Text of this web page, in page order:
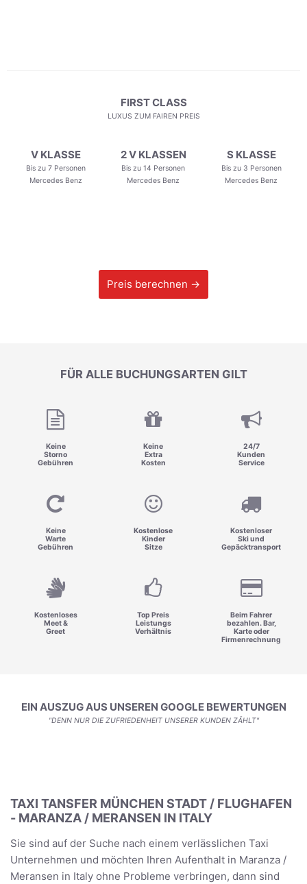
FIRST CLASS
LUXUS ZUM FAIREN PREIS
V KLASSE
Bis zu 7 Personen
Mercedes Benz
2 V KLASSEN
Bis zu 14 Personen
Mercedes Benz
S KLASSE
Bis zu 3 Personen
Mercedes Benz
Preis berechnen →
FÜR ALLE BUCHUNGSARTEN GILT
Keine
Storno
Gebühren
Keine
Extra
Kosten
24/7
Kunden
Service
Keine
Warte
Gebühren
Kostenlose
Kinder
Sitze
Kostenloser
Ski und
Gepäcktransport
Kostenloses
Meet &
Greet
Top Preis
Leistungs
Verhältnis
Beim Fahrer
bezahlen. Bar,
Karte oder
Firmenrechnung
EIN AUSZUG AUS UNSEREN GOOGLE BEWERTUNGEN
"DENN NUR DIE ZUFRIEDENHEIT UNSERER KUNDEN ZÄHLT"
TAXI TANSFER MÜNCHEN STADT / FLUGHAFEN
- MARANZA / MERANSEN IN ITALY
Sie sind auf der Suche nach einem verlässlichen Taxi
Unternehmen und möchten Ihren Aufenthalt in Maranza /
Meransen in Italy ohne Probleme verbringen, dann sind